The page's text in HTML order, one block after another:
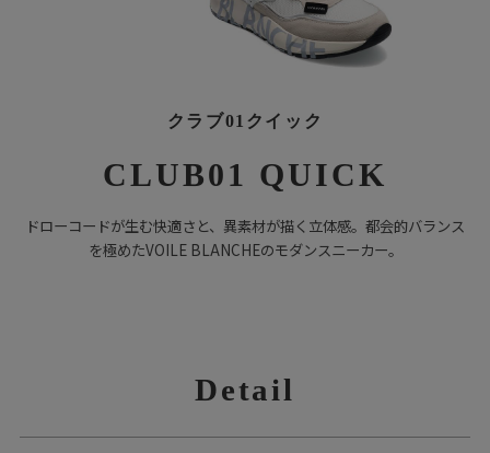
クラブ01クイック
CLUB01 QUICK
ドローコードが生む快適さと、異素材が描く立体感。都会的バランス
を極めたVOILE BLANCHEのモダンスニーカー。
Detail